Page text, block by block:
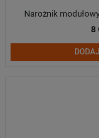
Narożnik
8